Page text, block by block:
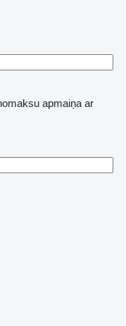
apmaiņa ar